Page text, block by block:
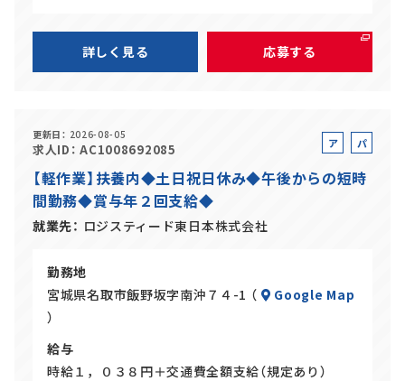
詳しく見る 応募する
更新日 2026-08-05
求人ID AC1008692085
ア
バ
パ
ト
【軽作業】扶養内◆土日祝日休み◆午後からの短時
間勤務◆賞与年２回支給◆
就業先 ロジスティード東日本株式会社
勤務地
宮城県名取市飯野坂字南沖７４-1 （
Google Map
）
給与
時給１，０３８円＋交通費全額支給（規定あり）